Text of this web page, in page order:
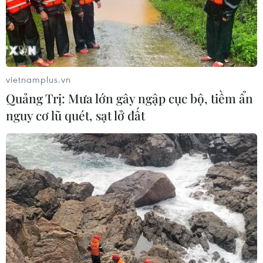
16,9%
04/08/2026 03:29
7 tháng năm 2026: 7
mặt hàng xuất khẩu trên 10 tỷ USD
7 tháng năm 2026:
Tổng vốn đầu tư nước ngoài đăng ký
vào Việt Nam tăng 58%
03/08/2026 23:48
Lấy lợi ích và sự hài
lòng của nhân dân làm thước đo cuối
cùng
vietnamplus.vn
Quảng Trị: Mưa lớn gây ngập cục bộ, tiềm ẩn
nguy cơ lũ quét, sạt lở đất